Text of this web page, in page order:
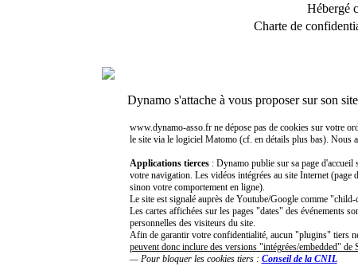
Hébergé
Charte de
Dynamo s'attache à vous proposer sur son
www.dynamo-asso.fr ne dépose pas de cookies sur votre
le site via le logiciel Matomo (cf. en détails plus bas). Nous
Applications tierces : Dynamo publie sur sa page
votre navigation. Les vidéos intégrées au site Internet (page
sinon votre comportement en ligne).
Le site est signalé auprès de Youtube/Google comme
Les cartes affichées sur les pages "dates" des événements
personnelles des visiteurs du site.
Afin de garantir votre confidentialité, aucun "plugins" tiers
peuvent donc inclure des versions "intégrées/embedded" de
— Pour bloquer les cookies tiers : Conseil de la CNIL